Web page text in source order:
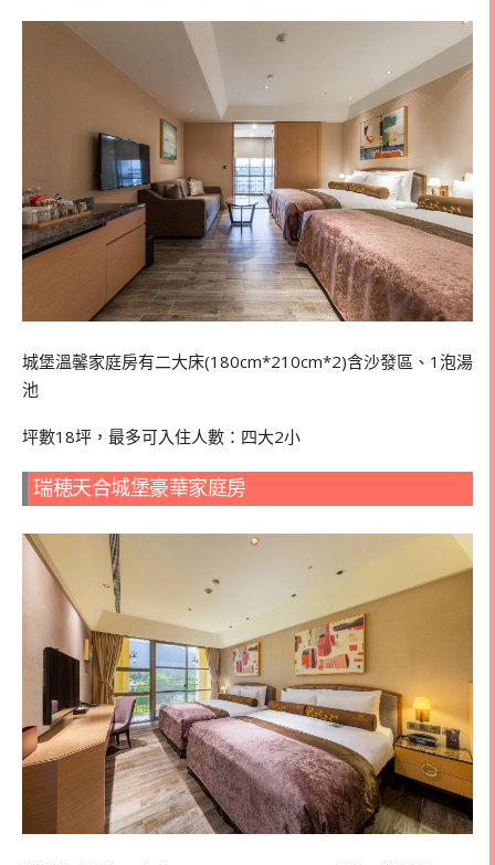
城堡溫馨家庭房有二大床(180cm*210cm*2)含沙發區、1泡湯
池
坪數18坪，最多可入住人數：四大2小
瑞穂天合城堡豪華家庭房